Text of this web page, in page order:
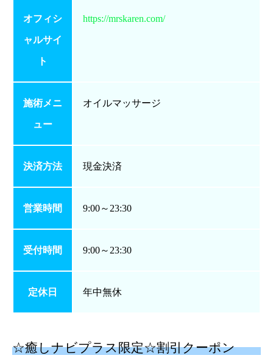
オフィシ
ャルサイ
ト
https://mrskaren.com/
施術メニ
ュー
オイルマッサージ
決済方法 現金決済
営業時間 9:00～23:30
受付時間 9:00～23:30
定休日 年中無休
☆癒しナビプラス限定☆割引クーポン